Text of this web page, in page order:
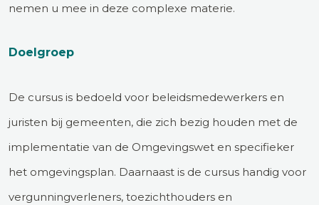
nemen u mee in deze complexe materie.
Doelgroep
De cursus is bedoeld voor beleidsmedewerkers en
juristen bij gemeenten, die zich bezig houden met de
implementatie van de Omgevingswet en specifieker
het omgevingsplan. Daarnaast is de cursus handig voor
vergunningverleners, toezichthouders en